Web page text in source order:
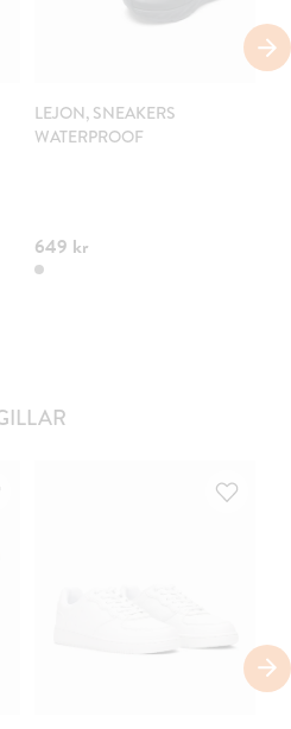
LEJON, SNEAKERS
WATERPROOF
649 kr